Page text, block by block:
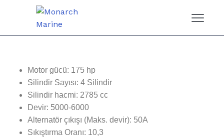
Motor gücü: 175 hp
Silindir Sayısı: 4 Silindir
Silindir hacmi: 2785 cc
Devir: 5000-6000
Alternatör çıkışı (Maks. devir): 50A
Sıkıştırma Oranı: 10,3